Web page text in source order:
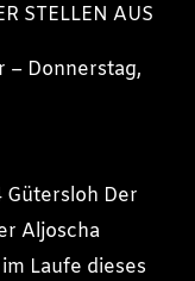
STELLEN AUS
– Donnerstag,
Gütersloh Der
Aljoscha
Laufe dieses